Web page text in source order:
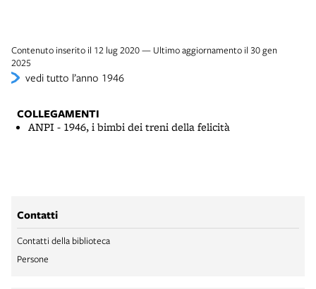
Contenuto inserito il 12 lug 2020 — Ultimo aggiornamento il 30 gen
2025
vedi tutto l’anno 1946
COLLEGAMENTI
ANPI - 1946, i bimbi dei treni della felicità
Contatti
Contatti della biblioteca
Persone